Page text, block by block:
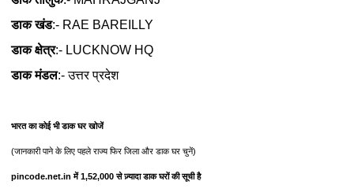
डाक खंड:- RAE BAREILLY
डाक क्षेत्र:- LUCKNOW HQ
डाक मंडल:- उत्तर प्रदेश
भारत का कोई भी डाक घर खोजें
(जानकारी पाने के लिए पहले राज्य फिर जिला और डाक घर चुनें)
pincode.net.in में 1,52,000 से ज़्यादा डाक घरों की सूची है